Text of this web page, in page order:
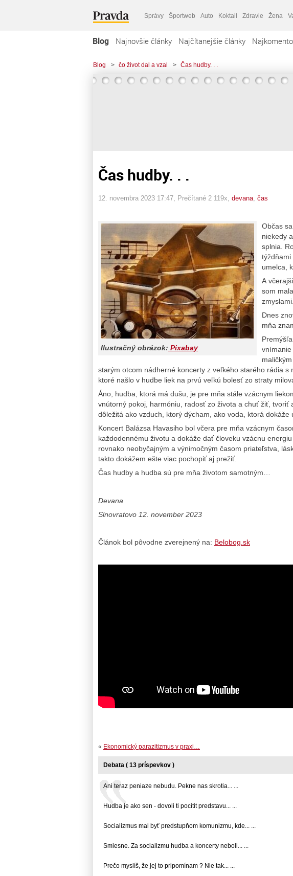
Správy Športweb Auto Koktail Zdravie Žena
Blog Najnovšie články Najčítanejšie články
Blog > čo život dal a vzal > Čas hudby. . .
Čas hudby. . .
12. novembra 2023 17:47 , Prečítané 2 119x, devana čas
Ilustračný obrázok: Pixabay
Občas
niekedy
splnia.
týždňami
umelca,
A
som
zmyslami.
Dnes
mňa
vnímanie
starým otcom nádherné koncerty z veľkého starého rádia s
ktoré našlo v hudbe liek na prvú veľkú bolesť zo straty
Áno, hudba, ktorá má dušu, je pre mňa stále vzácnym
vnútorný pokoj, harmóniu, radosť zo života a chuť žiť, tvoriť
dôležitá ako vzduch, ktorý dýcham, ako voda, ktorá
Koncert Balázsa Havasiho bol včera pre mňa vzácnym
každodennému životu a dokáže dať človeku vzácnu
rovnako neobyčajným a výnimočným časom priateľstva,
takto dokážem ešte viac pochopiť aj prežiť.
Čas hudby a hudba sú pre mňa životom samotným…
Devana
Slnovratovo 12. november 2023
Článok bol pôvodne zverejnený na: Belobog.sk
« Ekonomický parazitizmus v praxi…
Debata ( 13 príspevkov )
Ani teraz peniaze nebudu. Pekne nas skrotia... ...
Hudba je ako sen - dovoli ti pocitit predstavu... ...
Socializmus mal byť predstupňom komunizmu, kde... ...
Smiesne. Za socializmu hudba a koncerty neboli... ...
Prečo myslíš, že jej to pripomínam ? Nie tak... ...